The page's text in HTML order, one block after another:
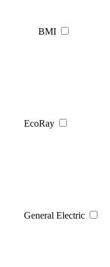
BMI
EcoRay
General Electric